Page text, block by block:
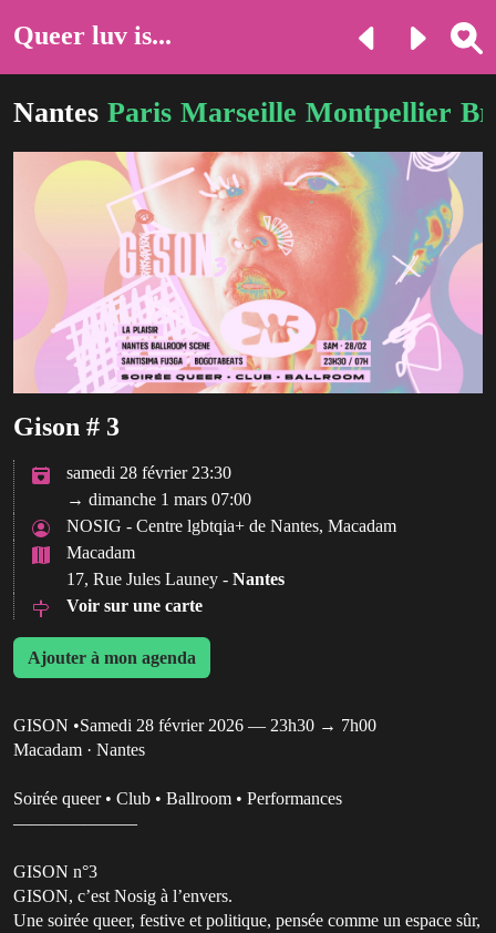
Queer luv is...
Nantes Paris Marseille Montpellier
Gison # 3
samedi 28 février 23:30
→ dimanche 1 mars 07:00
NOSIG - Centre lgbtqia+ de Nantes, Macadam
Macadam
17, Rue Jules Launey - Nantes
Voir sur une carte
Ajouter à mon agenda
GISON •Samedi 28 février 2026 — 23h30 → 7h00
Macadam · Nantes
Soirée queer • Club • Ballroom • Performances
———————
GISON n°3
GISON, c’est Nosig à l’envers.
Une soirée queer, festive et politique, pensée comme un espace sûr,